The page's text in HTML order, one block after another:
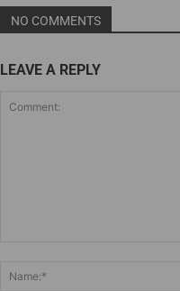
NO COMMENTS
LEAVE A REPLY